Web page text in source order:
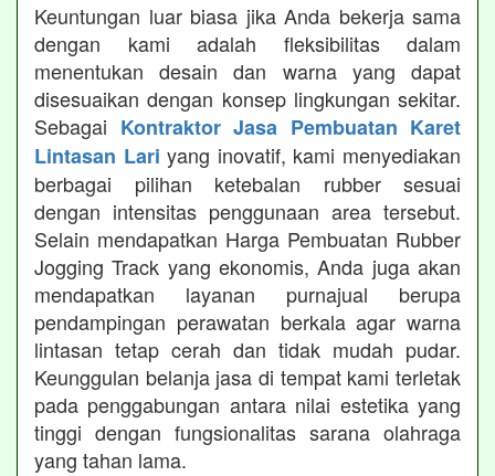
Keuntungan luar biasa jika Anda bekerja sama
dengan kami adalah fleksibilitas dalam
menentukan desain dan warna yang dapat
disesuaikan dengan konsep lingkungan sekitar.
Sebagai Kontraktor Jasa Pembuatan Karet
Lintasan Lari yang inovatif, kami menyediakan
berbagai pilihan ketebalan rubber sesuai
dengan intensitas penggunaan area tersebut.
Selain mendapatkan Harga Pembuatan Rubber
Jogging Track yang ekonomis, Anda juga akan
mendapatkan layanan purnajual berupa
pendampingan perawatan berkala agar warna
lintasan tetap cerah dan tidak mudah pudar.
Keunggulan belanja jasa di tempat kami terletak
pada penggabungan antara nilai estetika yang
tinggi dengan fungsionalitas sarana olahraga
yang tahan lama.